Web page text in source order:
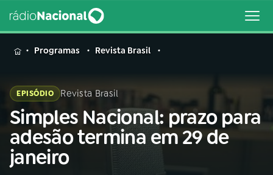
MENU
Buscar
na
Rádio
Nacional
Buscar
Programas Revista Brasil
EPISÓDIO Revista Brasil
Simples Nacional: prazo para
adesão termina em 29 de
janeiro